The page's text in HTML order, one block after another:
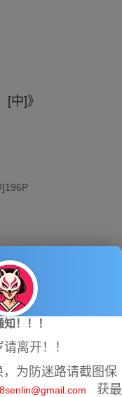
[中]》
]196P
！！！
离开！！
，为防迷路请截图保
获最